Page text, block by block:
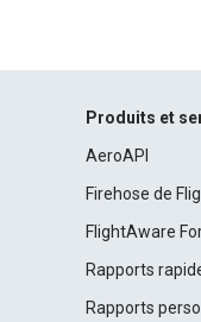
Produits et
AeroAPI
Firehose de
FlightAware
Rapports
Rapports